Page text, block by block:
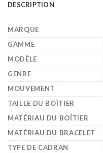
DESCRIPTION
MARQUE
GAMME
MODÈLE
GENRE
MOUVEMENT
TAILLE DU BOÎTIER
MATÉRIAU DU BOÎTIER
MATÉRIAU DU BRACELET
TYPE DE CADRAN